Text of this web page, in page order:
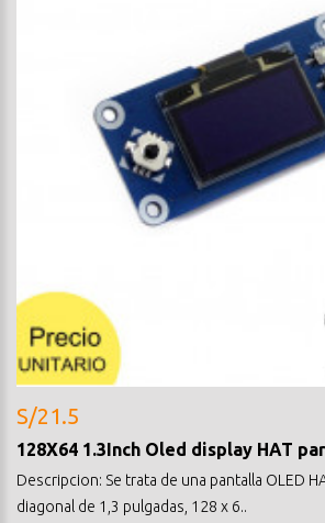
S/21.5
128X64 1.3Inch Oled display HAT
Descripcion: Se trata de una pantalla OLED
diagonal de 1,3 pulgadas, 128 x 6..